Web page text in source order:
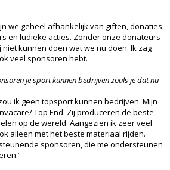
we geheel afhankelijk van giften, donaties,
en ludieke acties. Zonder onze donateurs
kunnen doen wat we nu doen. Ik zag
veel sponsoren hebt.
je sport kunnen bedrijven zoals je dat nu
ik geen topsport kunnen bedrijven. Mijn
Top End. Zij produceren de beste
op de wereld. Aangezien ik zeer veel
alleen met het beste materiaal rijden.
sponsoren, die me ondersteunen